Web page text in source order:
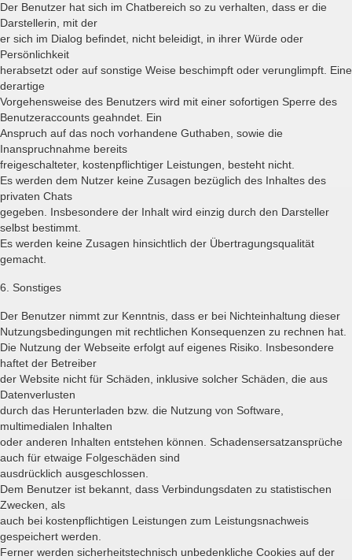
Der Benutzer hat sich im Chatbereich so zu verhalten, dass er die
Darstellerin, mit der
er sich im Dialog befindet, nicht beleidigt, in ihrer Würde oder
Persönlichkeit
herabsetzt oder auf sonstige Weise beschimpft oder verunglimpft. Eine
derartige
Vorgehensweise des Benutzers wird mit einer sofortigen Sperre des
Benutzeraccounts geahndet. Ein
Anspruch auf das noch vorhandene Guthaben, sowie die
Inanspruchnahme bereits
freigeschalteter, kostenpflichtiger Leistungen, besteht nicht.
Es werden dem Nutzer keine Zusagen bezüglich des Inhaltes des
privaten Chats
gegeben. Insbesondere der Inhalt wird einzig durch den Darsteller
selbst bestimmt.
Es werden keine Zusagen hinsichtlich der Übertragungsqualität
gemacht.
6. Sonstiges
Der Benutzer nimmt zur Kenntnis, dass er bei Nichteinhaltung dieser
Nutzungsbedingungen mit rechtlichen Konsequenzen zu rechnen hat.
Die Nutzung der Webseite erfolgt auf eigenes Risiko. Insbesondere
haftet der Betreiber
der Website nicht für Schäden, inklusive solcher Schäden, die aus
Datenverlusten
durch das Herunterladen bzw. die Nutzung von Software,
multimedialen Inhalten
oder anderen Inhalten entstehen können. Schadensersatzansprüche
auch für etwaige Folgeschäden sind
ausdrücklich ausgeschlossen.
Dem Benutzer ist bekannt, dass Verbindungsdaten zu statistischen
Zwecken, als
auch bei kostenpflichtigen Leistungen zum Leistungsnachweis
gespeichert werden.
Ferner werden sicherheitstechnisch unbedenkliche Cookies auf der